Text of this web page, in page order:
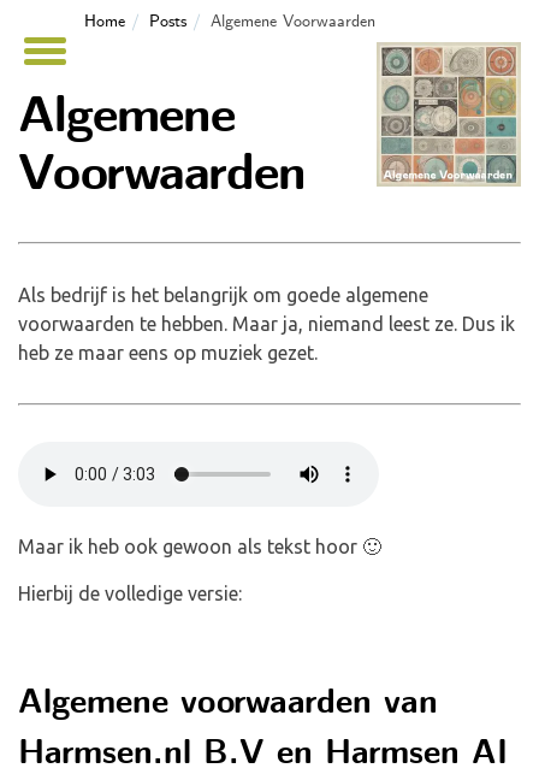
Home Posts Algemene Voorwaarden
Algemene
Voorwaarden
Als bedrijf is het belangrijk om goede algemene
voorwaarden te hebben. Maar ja, niemand leest ze. Dus ik
heb ze maar eens op muziek gezet.
Maar ik heb ook gewoon als tekst hoor 🙂
Hierbij de volledige versie:
Algemene voorwaarden van
Harmsen.nl B.V en Harmsen AI